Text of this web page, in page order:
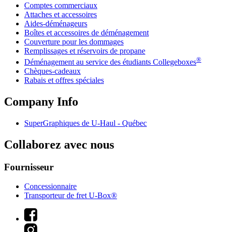
Comptes commerciaux
Attaches et accessoires
Aides-déménageurs
Boîtes et accessoires de déménagement
Couverture pour les dommages
Remplissages et réservoirs de propane
Déménagement au service des étudiants Collegeboxes®
Chèques-cadeaux
Rabais et offres spéciales
Company Info
SuperGraphiques de U-Haul - Québec
Collaborez avec nous
Fournisseur
Concessionnaire
Transporteur de fret U-Box®